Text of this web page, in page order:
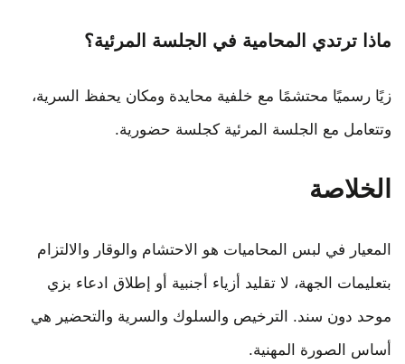
ماذا ترتدي المحامية في الجلسة المرئية؟
زيًا رسميًا محتشمًا مع خلفية محايدة ومكان يحفظ السرية،
وتتعامل مع الجلسة المرئية كجلسة حضورية.
الخلاصة
المعيار في لبس المحاميات هو الاحتشام والوقار والالتزام
بتعليمات الجهة، لا تقليد أزياء أجنبية أو إطلاق ادعاء بزي
موحد دون سند. الترخيص والسلوك والسرية والتحضير هي
أساس الصورة المهنية.